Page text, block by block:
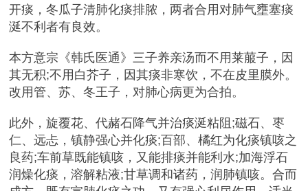
开痰，冬瓜子清肺化痰排脓，两者合用对肺气壅塞痰
涎不利者有良效。
本方意宗《韩氏医通》三子养亲汤而不用莱菔子，因
其无积;不用白芥子，因其痰非寒饮，不在皮里膜外。
改用管、苏、冬王子，对肺心病更为合拍。
此外，旋覆花、代赭石降气并治痰涎粘阻;磁石、枣
仁、远忐，镇静强心并化痰;百部、橘红为化痰镇咳之
良药;车前草既能镇咳，又能排痰并能利水;加海浮石
润燥化痰，溶解粘液;甘草调和诸药，润肺镇咳。合而